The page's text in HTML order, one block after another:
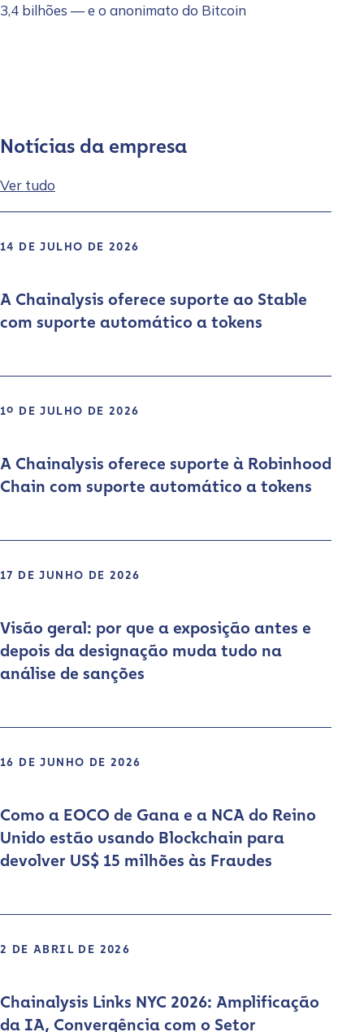
3,4 bilhões — e o anonimato do Bitcoin
Notícias da empresa
Ver tudo
14 DE JULHO DE 2026
A Chainalysis oferece suporte ao Stable
com suporte automático a tokens
1º DE JULHO DE 2026
A Chainalysis oferece suporte à Robinhood
Chain com suporte automático a tokens
17 DE JUNHO DE 2026
Visão geral: por que a exposição antes e
depois da designação muda tudo na
análise de sanções
16 DE JUNHO DE 2026
Como a EOCO de Gana e a NCA do Reino
Unido estão usando Blockchain para
devolver US$ 15 milhões às Fraudes
2 DE ABRIL DE 2026
Chainalysis Links NYC 2026: Amplificação
da IA, Convergência com o Setor